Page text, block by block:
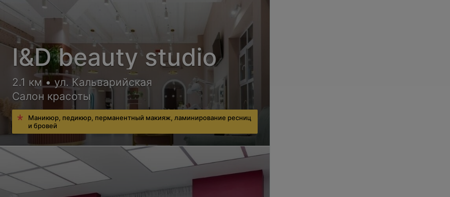
I&D beauty studio
2.1 км • ул. Кальварийская
Салон красоты
Маникюр, педикюр, перманентный макияж, ламинирование ресниц
и бровей